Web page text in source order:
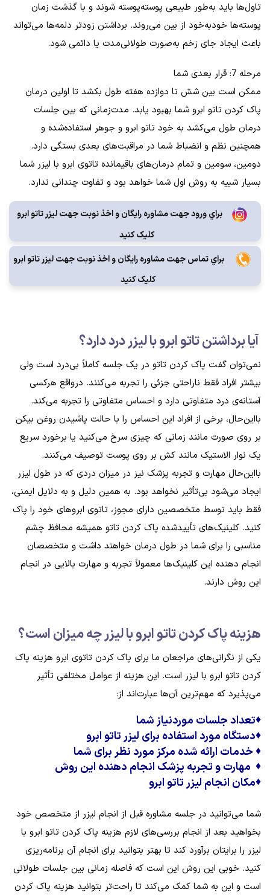
تاول‌ها باید به‌طور طبیعی پوسته‌پوسته شوند و با گذشت زمان
پوسته‌ها خودبه‌خود از بین می‌روند. برداشتن زودتر دلمه‌ها می‌تواند
باعث ایجاد جای زخم به‌صورت طولانی‌مدت یا دائمی شود.
مرحله 7: قرار بعدی شما
ممکن است بین شش تا دوازده هفته طول بکشد تا اولین درمان
پاک کردن تاتو ابرو شما بهبود یابد. مدت‌زمانی که بین جلسات
درمان طول می‌کشد به خود تاتو ابرو و جوهر استفاده‌شده و
همچنین نظم و انضباط شما در مراقبت‌های بعدی بستگی دارد.
دومین، سومین و تمام درمان‌های باقیمانده تاتوی ابرو با لیزر شما
بسیار شبیه به روش اول شما خواهد بود و تفاوت چندانی ندارد.
براي ورود جهت مشاوره رايگان و اخذ نوبت جهت لیزر تاتو ابرو
کليک کنيد
براي تماس جهت مشاوره رايگان و اخذ نوبت جهت لیزر تاتو ابرو
کليک کنيد
آیا برداشتن تاتو ابرو با لیزر درد دارد؟
نمی‌توان گفت پاک کردن تاتو در یک جلسه کاملاً بی‌درد است ولی
بیشتر افراد فقط ناراحتی جزئی را تجربه می‌کنند. درواقع هرکسی
آستانه‌ی درد متفاوتی دارد و احساس متفاوتی را تجربه می‌کند.
بااین‌حال، برخی از افراد این احساس را با حالت پاشیدن روغن بیکن
بر روی صورت مانند زمانی که چیزی سرخ می‌کنید یا برخورد سریع
یک نوار الاستیک مانند کش بر روی پوست توصیف می‌کنند.
بااین‌حال مهارت و تجربه پزشک نیز در میزان دردی که در طول لیزر
ایجاد می‌شود بی‌تأثیر نخواهد بود. به همین دلیل و به دلایل ایمنی،
فقط باید توسط متخصصین دارای مجوز، تاتوی ابروهای خود را پاک
کنید. کلینیک‌های تأییدشده پاک کردن تاتو همیشه محافظ چشم
مناسبی را برای شما در طول درمان خواهند داشت و متخصصان
انجام دهنده این کلینیک‌ها معمولاً تجربه و مهارت بالایی در انجام
این روش دارند.
هزینه پاک کردن تاتو ابرو با لیزر چه میزان است؟
یکی از نگرانی‌های مراجعان ما برای پاک کردن تاتوی ابرو هزینه پاک
کردن تاتو ابرو با لیزر است. این هزینه از عوامل مختلفی تأثیر
می‌پذیرد که مهم‌ترین آن‌ها عبارت‌اند از:
♦تعداد جلسات موردنیاز شما
♦دستگاه مورد استفاده برای لیزر تاتو ابرو
♦خدمات ارائه شده مرکز مورد نظر برای شما
♦ مهارت و تجربه پزشک انجام دهنده این روش
♦مکان انجام لیزر تاتو ابرو
شما می‌توانید در جلسه مشاوره قبل از انجام لیزر از متخصص خود
بخواهید بعد از انجام بررسی‌های لازم هزینه پاک کردن تاتو ابرو با
لیزر را برایتان برآورد کند تا بهتر بتوانید برای انجام آن برنامه‌ریزی
کنید. خوبی این روش این است که فاصله زمانی بین جلسات طولانی
است و این به شما کمک می‌کند تا راحت‌تر بتوانید هزینه پاک کردن